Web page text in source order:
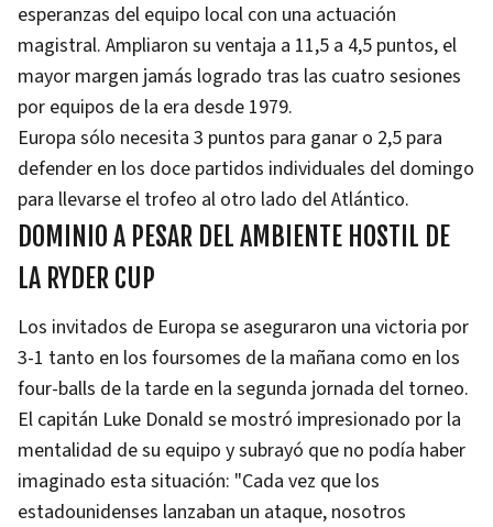
esperanzas del equipo local con una actuación
magistral. Ampliaron su ventaja a 11,5 a 4,5 puntos, el
mayor margen jamás logrado tras las cuatro sesiones
por equipos de la era desde 1979.
Europa sólo necesita 3 puntos para ganar o 2,5 para
defender en los doce partidos individuales del domingo
para llevarse el trofeo al otro lado del Atlántico.
DOMINIO A PESAR DEL AMBIENTE HOSTIL DE
LA RYDER CUP
Los invitados de Europa se aseguraron una victoria por
3-1 tanto en los foursomes de la mañana como en los
four-balls de la tarde en la segunda jornada del torneo.
El capitán Luke Donald se mostró impresionado por la
mentalidad de su equipo y subrayó que no podía haber
imaginado esta situación: "Cada vez que los
estadounidenses lanzaban un ataque, nosotros